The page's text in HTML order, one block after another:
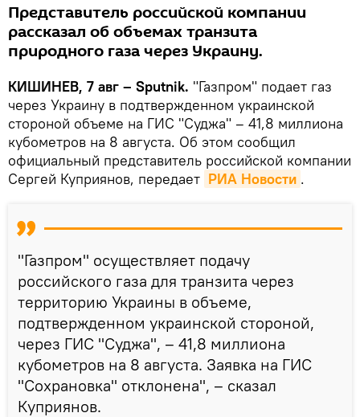
Представитель российской компании
рассказал об объемах транзита
природного газа через Украину.
КИШИНЕВ, 7 авг – Sputnik. "Газпром" подает газ
через Украину в подтвержденном украинской
стороной объеме на ГИС "Суджа" – 41,8 миллиона
кубометров на 8 августа. Об этом сообщил
официальный представитель российской компании
Сергей Куприянов, передает РИА Новости .
"Газпром" осуществляет подачу
российского газа для транзита через
территорию Украины в объеме,
подтвержденном украинской стороной,
через ГИС "Суджа", – 41,8 миллиона
кубометров на 8 августа. Заявка на ГИС
"Сохрановка" отклонена", – сказал
Куприянов.